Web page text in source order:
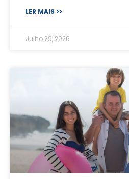
LER MAIS >>
Julho 29, 2026